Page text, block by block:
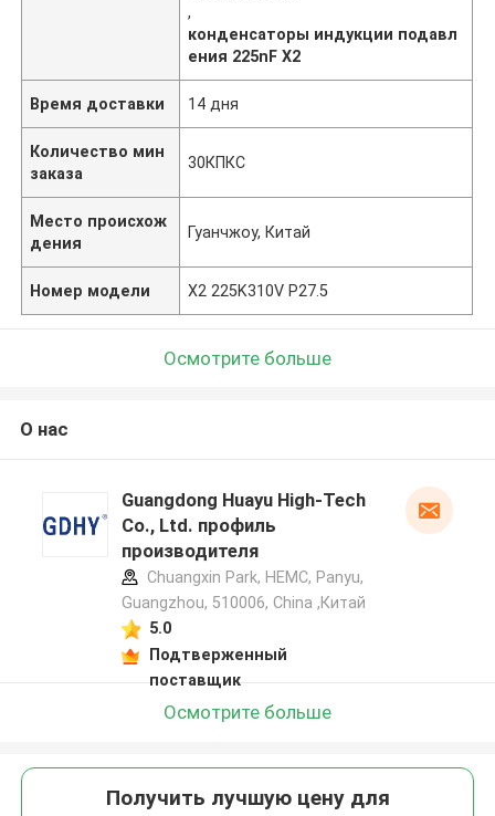
,
конденсаторы индукции подавл
ения 225nF X2
Время доставки 14 дня
Количество мин
заказа
30КПКС
Место происхож
дения
Гуанчжоу, Китай
Номер модели X2 225K310V P27.5
Осмотрите больше
О нас
Guangdong Huayu High-Tech
Co., Ltd. профиль
производителя
Chuangxin Park, HEMC, Panyu,
Guangzhou, 510006, China ,Китай
5.0
Подтверженный
поставщик
Осмотрите больше
Получить лучшую цену для